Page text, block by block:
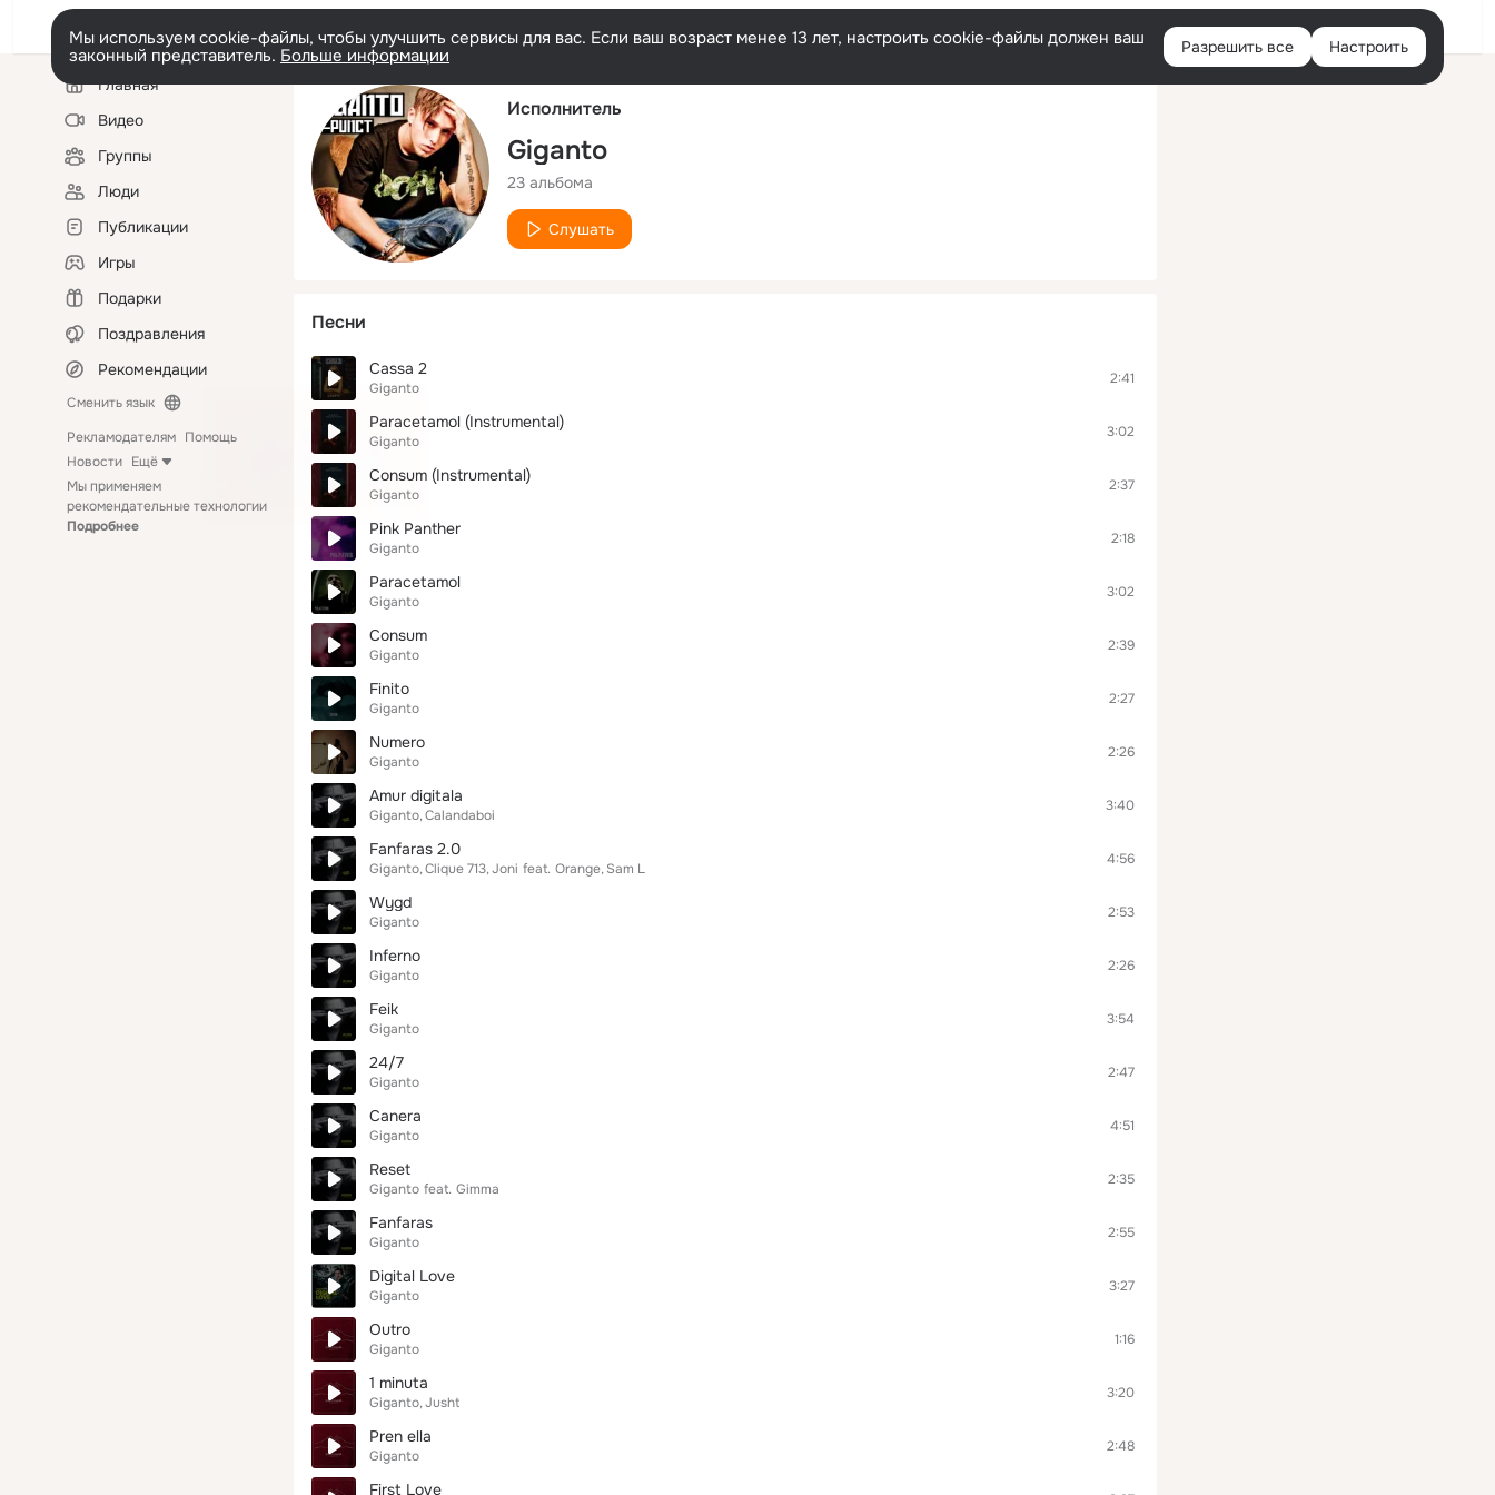
Русский Войти
Мы используем cookie-файлы, чтобы улучшить сервисы для вас. Если ваш возраст менее 13 лет, настроить cookie-файлы должен ваш
законный представитель. Больше информации Разрешить все Настроить
Левая
колонкаГлавная
Видео
Группы
Люди
Публикации
Игры
Подарки
Поздравления
Рекомендации
Сменить язык
Рекламодателям Помощь
Новости Ещё
Мы применяем
рекомендательные технологии
Подробнее
Исполнитель
Giganto
23 альбома
Слушать
Песни
Cassa 2
Giganto
2:41
Paracetamol (Instrumental)
Giganto
3:02
Consum (Instrumental)
Giganto
2:37
Pink Panther
Giganto
2:18
Paracetamol
Giganto
3:02
Consum
Giganto
2:39
Finito
Giganto
2:27
Numero
Giganto
2:26
Amur digitala
Giganto Calandaboi
3:40
Fanfaras 2.0
Giganto Clique 713 Joni feat. Orange Sam L
4:56
Wygd
Giganto
2:53
Inferno
Giganto
2:26
Feik
Giganto
3:54
24/7
Giganto
2:47
Canera
Giganto
4:51
Reset
Giganto feat. Gimma
2:35
Fanfaras
Giganto
2:55
Digital Love
Giganto
3:27
Outro
Giganto
1:16
1 minuta
Giganto Jusht
3:20
Pren ella
Giganto
2:48
First Love